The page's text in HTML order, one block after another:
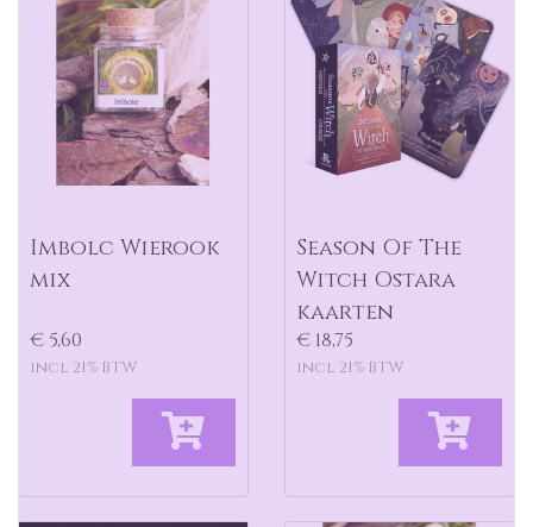
Imbolc Wierook
mix
€ 5,60
incl 21% BTW
Season Of The
Witch Ostara
kaarten
€ 18,75
incl 21% BTW